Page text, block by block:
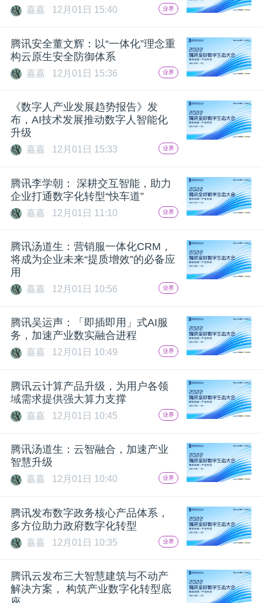
嘉嘉 12月01日 15:40 业界
腾讯安全董文辉：以“一体化”理念重
构云原生安全防御体系
嘉嘉 12月01日 15:36 业界
《数字人产业发展趋势报告》发
布，AI技术发展推动数字人智能化
升级
嘉嘉 12月01日 15:33 业界
腾讯李学朝： 深耕交互智能，助力
企业打通数字化转型“快车道”
嘉嘉 12月01日 11:10 业界
腾讯汤道生：营销服一体化CRM，
将成为企业未来“提质增效”的必备应
用
嘉嘉 12月01日 10:56 业界
腾讯吴运声：「即插即用」式AI服
务，加速产业数实融合进程
嘉嘉 12月01日 10:49 业界
腾讯云计算产品升级，为用户各领
域需求提供强大算力支撑
嘉嘉 12月01日 10:45 业界
腾讯汤道生：云智融合，加速产业
智慧升级
嘉嘉 12月01日 10:40 业界
腾讯发布数字政务核心产品体系，
多方位助力政府数字化转型
嘉嘉 12月01日 10:35 业界
腾讯云发布三大智慧建筑与不动产
解决方案， 构筑产业数字化转型底